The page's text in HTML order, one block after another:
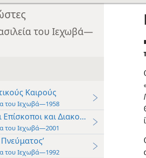
του Ιεχωβά—
Καιρούς
του Ιεχωβά—1958
και Διακονικοί Υπηρέτες
του Ιεχωβά—2001
του Ιεχωβά—1992